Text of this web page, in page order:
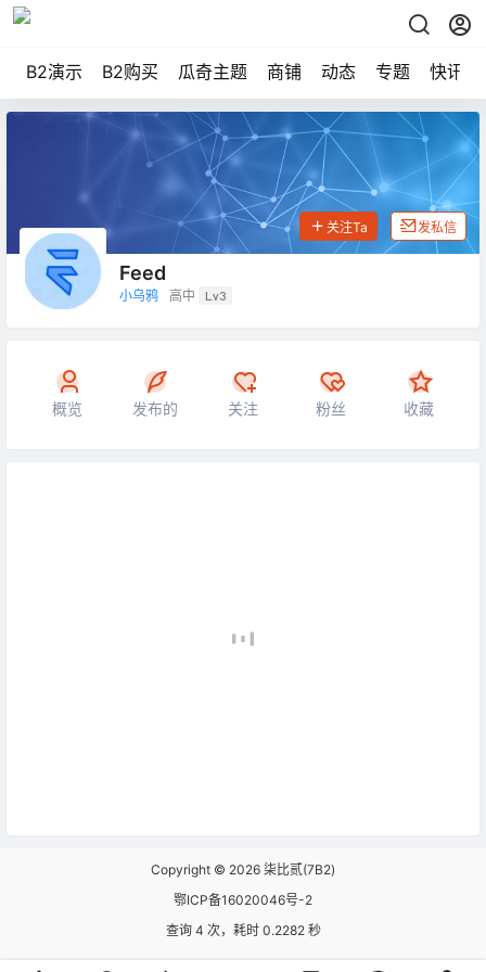
B2演示 B2购买 瓜奇主题 商铺 动态 专题 快讯
⁢Feed
小乌鸦 高中 Lv3
关注Ta 发私信
概览 发布的 关注 粉丝 收藏
Copyright © 2026 柒比贰(7B2)
鄂ICP备16020046号-2
查询 4 次，耗时 0.2282 秒